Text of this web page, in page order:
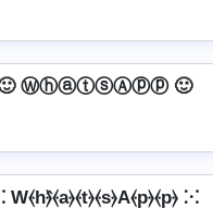
ⓌⓗⓐⓣⓢⒶⓟⓟ 🙂
W⦑h⦒̂⦑a⦒⦑t⦒⦑s⦒A⦑p⦒⦑p⦒ ⁙